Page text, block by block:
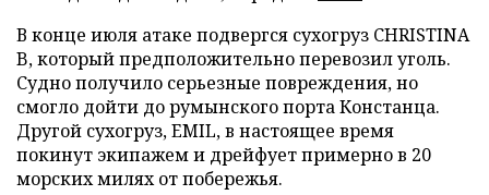
В конце июля атаке подвергся сухогруз CHRISTINA
B, который предположительно перевозил уголь.
Судно получило серьезные повреждения, но
смогло дойти до румынского порта Констанца.
Другой сухогруз, EMIL, в настоящее время
покинут экипажем и дрейфует примерно в 20
морских милях от побережья.